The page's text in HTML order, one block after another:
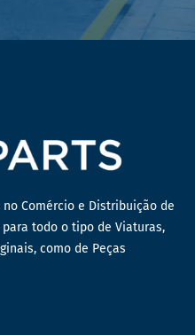
Comércio e Distribuição de
todo o tipo de Viaturas,
como de Peças